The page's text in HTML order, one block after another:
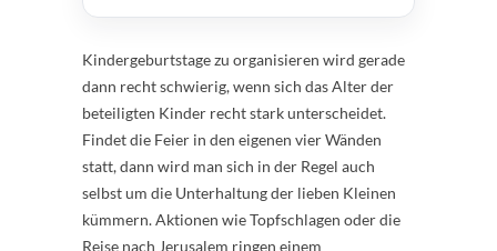
Kindergeburtstage zu organisieren wird gerade
dann recht schwierig, wenn sich das Alter der
beteiligten Kinder recht stark unterscheidet.
Findet die Feier in den eigenen vier Wänden
statt, dann wird man sich in der Regel auch
selbst um die Unterhaltung der lieben Kleinen
kümmern. Aktionen wie Topfschlagen oder die
Reise nach Jerusalem ringen einem